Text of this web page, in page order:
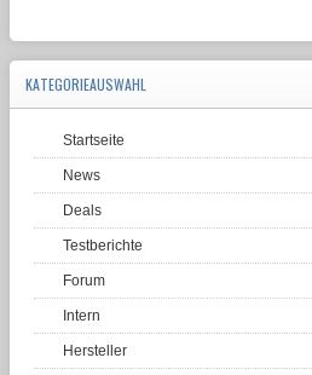
KATEGORIEAUSWAHL
Startseite
News
Deals
Testberichte
Forum
Intern
Hersteller